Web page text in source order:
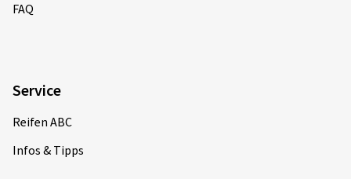
FAQ
Service
Reifen ABC
Infos & Tipps